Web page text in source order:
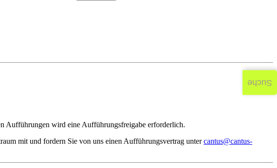
Aufführungen wird eine Aufführungsfreigabe erforderlich.
mit und fordern Sie von uns einen Aufführungsvertrag untercantus@cantus-
Suche